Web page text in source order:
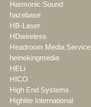
Harmonic Sound
hazebase
HB-Laser
HDwireless
Headroom Media Service
heinekingmedia
HELi
HICO
High End Systems
Highlite International